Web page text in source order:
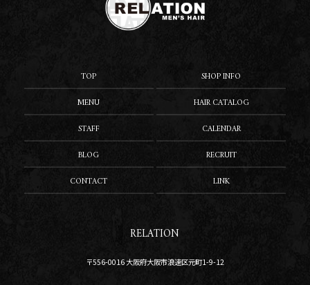
TOP
SHOP INFO
MENU
HAIR CATALOG
STAFF
CALENDAR
BLOG
RECRUIT
CONTACT
LINK
RELATION
〒556-0016 大阪府大阪市浪速区元町1-9-12